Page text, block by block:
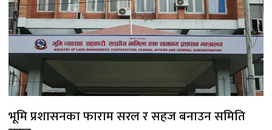
भूमि प्रशासनका फाराम सरल र सहज बनाउन समिति